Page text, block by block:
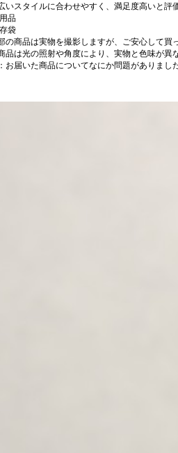
いスタイルに合わせやすく、満足度高いと評
品
袋
の商品は実物を撮影しますが、ご安心して買
品は光の照射や角度により、実物と色味が異
お届いた商品についてなにか問題がありまし